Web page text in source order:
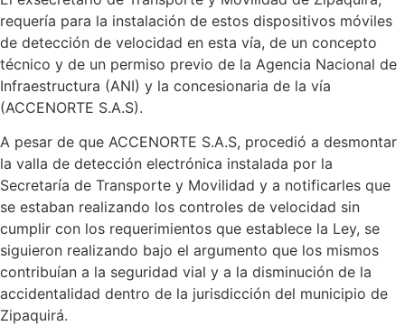
requería para la instalación de estos dispositivos móviles
de detección de velocidad en esta vía, de un concepto
técnico y de un permiso previo de la Agencia Nacional de
Infraestructura (ANI) y la concesionaria de la vía
(ACCENORTE S.A.S).
A pesar de que ACCENORTE S.A.S, procedió a desmontar
la valla de detección electrónica instalada por la
Secretaría de Transporte y Movilidad y a notificarles que
se estaban realizando los controles de velocidad sin
cumplir con los requerimientos que establece la Ley, se
siguieron realizando bajo el argumento que los mismos
contribuían a la seguridad vial y a la disminución de la
accidentalidad dentro de la jurisdicción del municipio de
Zipaquirá.